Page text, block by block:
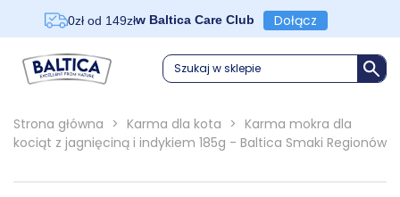
0zł od 149złw Baltica Care Club Dołącz
Szukaj w sklepie
Strona główna > Karma dla kota > Karma mokra dla
kociąt z jagnięciną i indykiem 185g - Baltica Smaki Regionów